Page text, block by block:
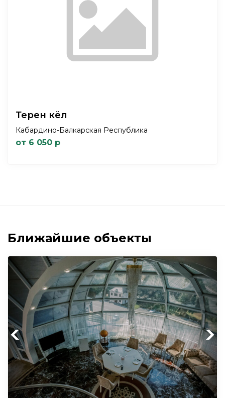
Терен кёл
Кабардино-Балкарская Республика
от 6 050 р
Ближайшие объекты
Previous Next